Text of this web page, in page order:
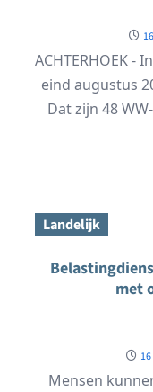
ACHTERHOEK -
eind augustus
Dat zijn 48
Landelijk
met
Mensen